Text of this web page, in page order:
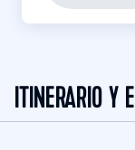
ITINERARIO Y